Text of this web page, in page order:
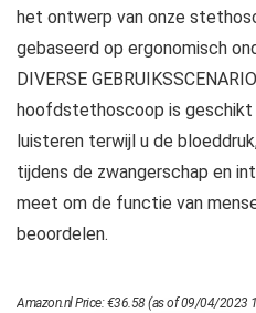
het ontwerp van onze
gebaseerd op ergonomisch
DIVERSE
hoofdstethoscoop is geschikt
luisteren terwijl u de
tijdens de zwangerschap en
meet om de functie van
beoordelen.
Amazon.nl Price:€36.58(as of 09/04/2023